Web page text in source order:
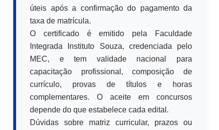
úteis após a confirmação do pagamento da
taxa de matrícula.
O certificado é emitido pela Faculdade
Integrada Instituto Souza, credenciada pelo
MEC, e tem validade nacional para
capacitação profissional, composição de
currículo, provas de títulos e horas
complementares. O aceite em concursos
depende do que estabelece cada edital.
Dúvidas sobre matriz curricular, prazos ou